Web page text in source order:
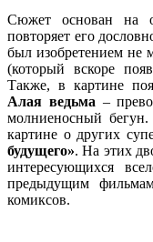
Сюжет основан на
повторяет его
был изобретением не
(который вскоре
Также, в картине
Алая ведьма –
молниеносный
картине о других
будущего». На этих
интересующихся
предыдущим
комиксов.